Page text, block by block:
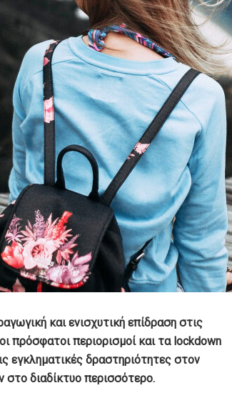
και ενισχυτική επίδραση στις
πρόσφατοι περιορισμοί και τα lockdown
εγκληματικές δραστηριότητες στον
διαδίκτυο περισσότερο.